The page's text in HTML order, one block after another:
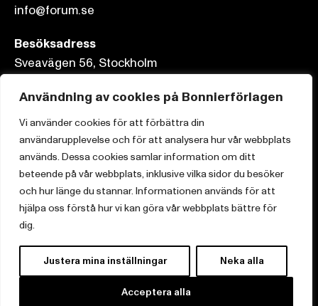
Användning av cookies på Bonnierförlagen
Vi använder cookies för att förbättra din
användarupplevelse och för att analysera hur vår webbplats
används. Dessa cookies samlar information om ditt
beteende på vår webbplats, inklusive vilka sidor du besöker
och hur länge du stannar. Informationen används för att
hjälpa oss förstå hur vi kan göra vår webbplats bättre för
dig.
Justera mina inställningar Neka alla
Acceptera alla
info@forum.se
Besöksadress
Sveavägen 56, Stockholm
Postadress
Box 3159, 103 63 Stockholm
Om Bonnierförlagen
Cookies
Integritetspolicy